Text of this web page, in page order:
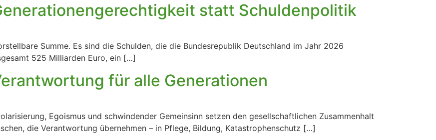
statt Schuldenpolitik
Summe. Es sind die Schulden, die die Bundesrepublik Deutschland im Jahr 2026
525 Milliarden Euro, ein […]
für alle Generationen
Egoismus und schwindender Gemeinsinn setzen den gesellschaftlichen Zusammenhalt
die Verantwortung übernehmen – in Pflege, Bildung, Katastrophenschutz […]